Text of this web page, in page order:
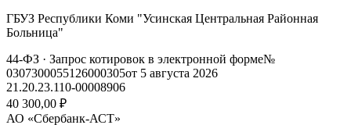
ГБУЗ Республики Коми "Усинская Центральная Районная
Больница"
44-ФЗ · Запрос котировок в электронной форме№
0307300055126000305от 5 августа 2026
21.20.23.110-00008906
40 300,00 ₽
АО «Сбербанк-АСТ»